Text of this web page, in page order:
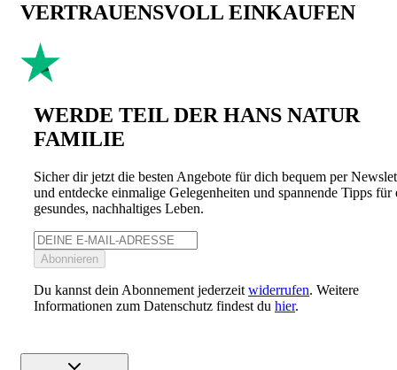
VERTRAUENSVOLL EINKAUFEN
WERDE TEIL DER HANS NATUR
FAMILIE
Sicher dir jetzt die besten Angebote für dich bequem per
und entdecke einmalige Gelegenheiten und spannende Tipps für
gesundes, nachhaltiges Leben.
Abonnieren
Du kannst dein Abonnement jederzeit widerrufen. Weitere
Informationen zum Datenschutz findest du hier.